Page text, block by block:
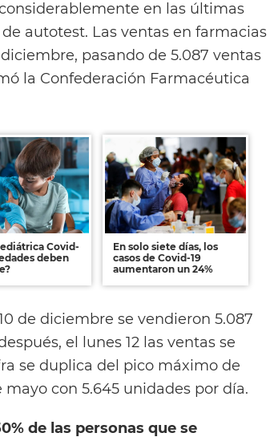
en las últimas
autotest. Las ventas en farmacias
pasando de 5.087 ventas
la Confederación Farmacéutica
Covid-
deben
En solo siete días, los
casos de Covid-19
aumentaron un 24%
de diciembre se vendieron 5.087
el lunes 12 las ventas se
se duplica del pico máximo de
con 5.645 unidades por día.
de las personas que se